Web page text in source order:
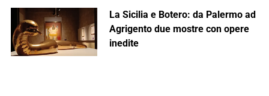
La Sicilia e Botero: da Palermo ad
Agrigento due mostre con opere
inedite